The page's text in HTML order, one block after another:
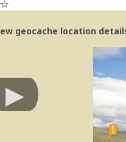
geocache location